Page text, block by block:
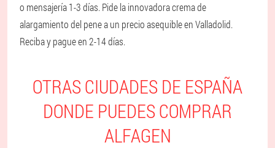
o mensajería 1-3 días. Pide la innovadora crema de
alargamiento del pene a un precio asequible en Valladolid.
Reciba y pague en 2-14 días.
OTRAS CIUDADES DE ESPAÑA
DONDE PUEDES COMPRAR
ALFAGEN